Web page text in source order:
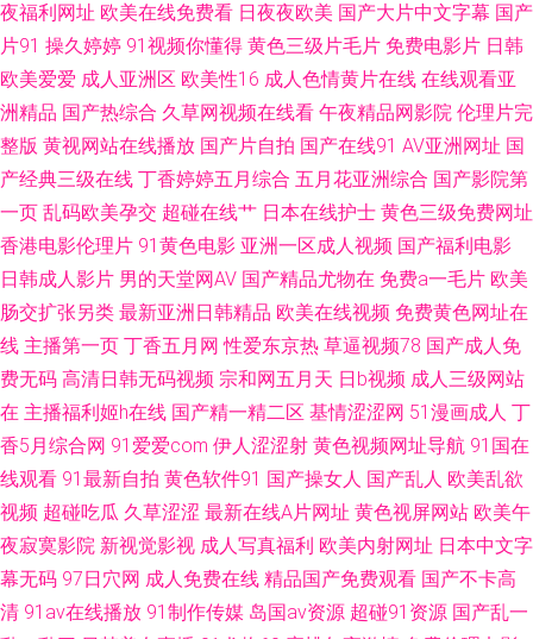
网站 黄色仓库免费播放影片 伊人青青大香蕉艹 超碰人人摸人人操97 色噜噜
狠狠一二区三区 国产精品日韩AV电影 91Ncom影院 黑丝美眉呻吟给力 亚洲
黄色在线视频 www尤物com 人人人a∨av 91视频国产在线 欧美精品18 91官
网国产 国产综合在线99 91美剧高颜值学生妹 欧美最新123区 91女孩色女导
航 久草在线资源网 91av国产在线播放 囯产精品一二三 91免费福利导航 日本
色啪 91色狼网 日本黑料精品天堂0 成人免费网站在线入口 首页91n综合网
成人看片网站 日韩无码中文福利 91网站 影音先锋岛国电影 久久网站看黄色
视频 91性爱影院 91黄色天堂 91青娱乐在线导航 大香蕉伊人99 成人免费私
人影院av 四虎影院麻豆 99福利在线视频 人妻日韩精品中文 91免费费视频网
站 久草资源福利站 91va在线观看 国产福利A片 91白丝在线播放 91蝌蚪论坛
我爱我妻 影音先锋AV色吧 亚洲福利导航在线 国产精品久久av 九九伦理免费
夜福利网址 欧美在线免费看 日夜夜欧美 国产大片中文字幕 国产
片91 操久婷婷 91视频你懂得 黄色三级片毛片 免费电影片 日韩
欧美爱爱 成人亚洲区 欧美性16 成人色情黄片在线 在线观看亚
洲精品 国产热综合 久草网视频在线看 午夜精品网影院 伦理片完
整版 黄视网站在线播放 国产片自拍 国产在线91 AV亚洲网址 国
产经典三级在线 丁香婷婷五月综合 五月花亚洲综合 国产影院第
一页 乱码欧美孕交 超碰在线艹 日本在线护士 黄色三级免费网址
香港电影伦理片 91黄色电影 亚洲一区成人视频 国产福利电影
日韩成人影片 男的天堂网AV 国产精品尤物在 免费a一毛片 欧美
肠交扩张另类 最新亚洲日韩精品 欧美在线视频 免费黄色网址在
线 主播第一页 丁香五月网 性爱东京热 草逼视频78 国产成人免
费无码 高清日韩无码视频 宗和网五月天 日b视频 成人三级网站
在 主播福利姬h在线 国产精一精二区 基情涩涩网 51漫画成人 丁
香5月综合网 91爱爱com 伊人涩涩射 黄色视频网址导航 91国在
线观看 91最新自拍 黄色软件91 国产操女人 国产乱人 欧美乱欲
视频 超碰吃瓜 久草涩涩 最新在线A片网址 黄色视屏网站 欧美午
夜寂寞影院 新视觉影视 成人写真福利 欧美内射网址 日本中文字
幕无码 97日穴网 成人免费在线 精品国产免费观看 国产不卡高
清 91av在线播放 91制作传媒 岛国av资源 超碰91资源 国产乱一